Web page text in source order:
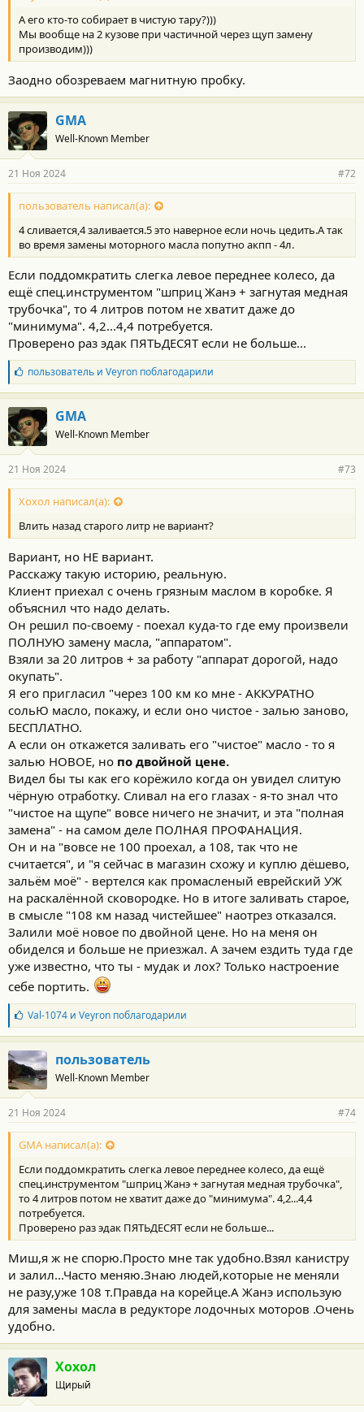
и
:
А его кто-то собирает в чистую тару?)))
Мы вообще на 2 кузове при частичной через щуп замену
производим)))
Заодно обозреваем магнитную пробку.
GMA
Well-Known Member
21 Ноя 2024 #72
пользователь написал(а):
4 сливается,4 заливается.5 это наверное если ночь цедить.А так
во время замены моторного масла попутно акпп - 4л.
Если поддомкратить слегка левое переднее колесо, да
ещё спец.инструментом "шприц Жанэ + загнутая медная
трубочка", то 4 литров потом не хватит даже до
"минимума". 4,2...4,4 потребуется.
Проверено раз эдак ПЯТЬДЕСЯТ если не больше...
Б
л
а
г
о
д
а
н
о
с
и
:
пользовательи Veyronпоблагодарили
GMA
Well-Known Member
21 Ноя 2024 #73
Хохол написал(а):
Влить назад старого литр не вариант?
Вариант, но НЕ вариант.
Расскажу такую историю, реальную.
Клиент приехал с очень грязным маслом в коробке. Я
объяснил что надо делать.
Он решил по-своему - поехал куда-то где ему произвели
ПОЛНУЮ замену масла, "аппаратом".
Взяли за 20 литров + за работу "аппарат дорогой, надо
окупать".
Я его пригласил "через 100 км ко мне - АККУРАТНО
сольЮ масло, покажу, и если оно чистое - залью заново,
БЕСПЛАТНО.
А если он откажется заливать его "чистое" масло - то я
залью НОВОЕ, но по двойной цене.
Видел бы ты как его корёжило когда он увидел слитую
чёрную отработку. Сливал на его глазах - я-то знал что
"чистое на щупе" вовсе ничего не значит, и эта "полная
замена" - на самом деле ПОЛНАЯ ПРОФАНАЦИЯ.
Он и на "вовсе не 100 проехал, а 108, так что не
считается", и "я сейчас в магазин схожу и куплю дёшево,
зальём моё" - вертелся как промасленый еврейский УЖ
на раскалённой сковородке. Но в итоге заливать старое,
в смысле "108 км назад чистейшее" наотрез отказался.
Залили моё новое по двойной цене. Но на меня он
обиделся и больше не приезжал. А зачем ездить туда где
уже известно, что ты - мудак и лох? Только настроение
себе портить.
Б
л
а
г
о
д
а
н
о
с
и
:
Val-1074и Veyronпоблагодарили
пользователь
Well-Known Member
21 Ноя 2024 #74
GMA написал(а):
Если поддомкратить слегка левое переднее колесо, да ещё
спец.инструментом "шприц Жанэ + загнутая медная трубочка",
то 4 литров потом не хватит даже до "минимума". 4,2...4,4
потребуется.
Проверено раз эдак ПЯТЬДЕСЯТ если не больше...
Миш,я ж не спорю.Просто мне так удобно.Взял канистру
и залил...Часто меняю.Знаю людей,которые не меняли
не разу,уже 108 т.Правда на корейце.А Жанэ использую
для замены масла в редукторе лодочных моторов .Очень
удобно.
Хохол
Щирый